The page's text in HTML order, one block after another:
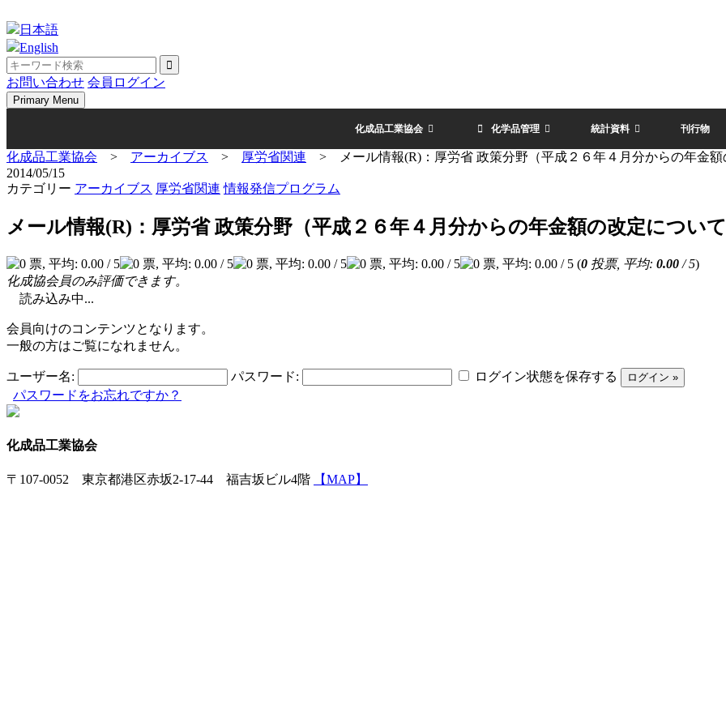
to
content
日本語
English
お問い合わせ 会員ログイン
Primary Menu
化成品工業協会 化学品管理 統計資料 刊行物
化成品工業協会 > アーカイブス > 厚労省関連 >
メール情報(R)：厚労省 政策分野（平成２６年４月分からの年金額
2014/05/15
カテゴリー アーカイブス 厚労省関連 情報発信プログラム
メール情報(R)：厚労省 政策分野（平成２６年４月分からの年金額の改定について
(0 投票, 平均: 0.00 / 5)
化成協会員のみ評価できます。
読み込み中...
会員向けのコンテンツとなります。
一般の方はご覧になれません。
ユーザー名: パスワード:
ログイン状態を保存する
パスワードをお忘れですか？
化成品工業協会
〒107-0052 東京都港区赤坂2-17-44 福吉坂ビル4階 【MAP】